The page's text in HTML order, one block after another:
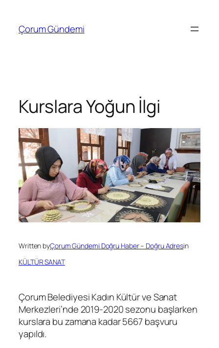
Çorum Gündemi
Kurslara Yoğun İlgi
Written byÇorum Gündemi Doğru Haber – Doğru Adresin
KÜLTÜR SANAT
Çorum Belediyesi Kadın Kültür ve Sanat
Merkezleri’nde 2019-2020 sezonu başlarken
kurslara bu zamana kadar 5667 başvuru
yapıldı.